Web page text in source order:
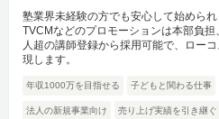
塾業界未経験の方でも安心して始めら
TVCMなどのプロモーションは本部負
人超の講師登録から採用可能で、ロー
現します。
年収1000万を目指せる 子どもと関わる仕事
法人の新規事業向け 売り上げ実績を引き継ぐ